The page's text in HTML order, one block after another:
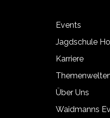
Events
Jagdschule
Karriere
Über Uns
Waidmanns